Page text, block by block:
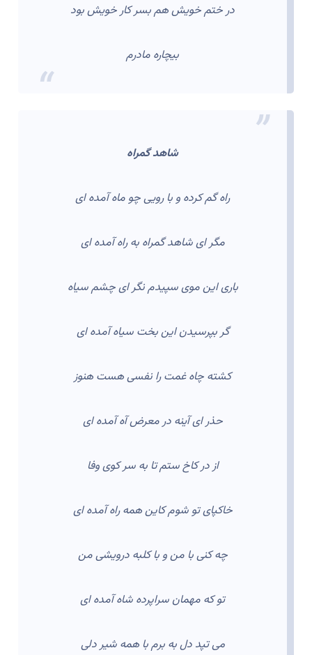
در ختم خویش هم بسر کار خویش بود
بیچاره مادرم
شاهد گمراه
راه گم کرده و با رویی چو ماه آمده ای
مگر ای شاهد گمراه به راه آمده ای
باری این موی سپیدم نگر ای چشم سیاه
گر بپرسیدن این بخت سیاه آمده ای
کشته چاه غمت را نفسی هست هنوز
حذر ای آینه در معرض آه آمده ای
از در کاخ ستم تا به سر کوی وفا
خاکپای تو شوم کاین همه راه آمده ای
چه کنی با من و با کلبه درویشی من
تو که مهمان سراپرده شاه آمده ای
می تپد دل به برم با همه شیر دلی